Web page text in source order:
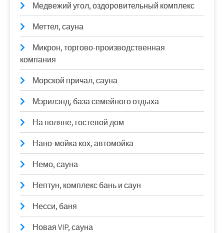
Медвежий угол, оздоровительный комплекс
Меттел, сауна
Микрон, торгово-производственная
компания
Морской причал, сауна
Мэрилэнд, база семейного отдыха
На поляне, гостевой дом
Нано-мойка кох, автомойка
Немо, сауна
Нептун, комплекс бань и саун
Несси, баня
Новая VIP, сауна